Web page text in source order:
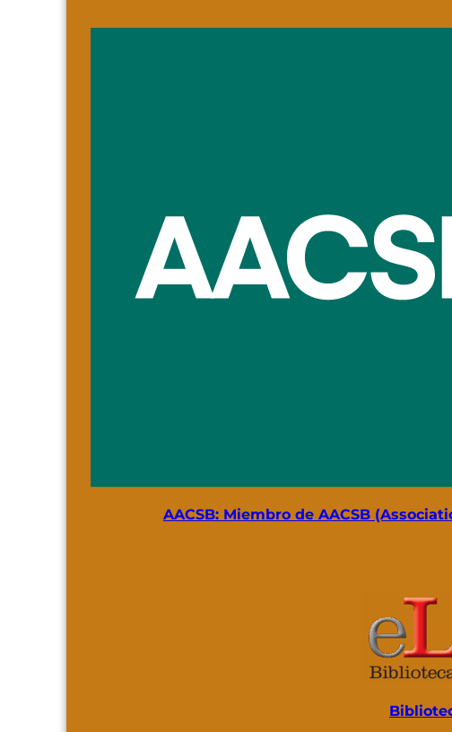
AACSB: Miembro de AACSB